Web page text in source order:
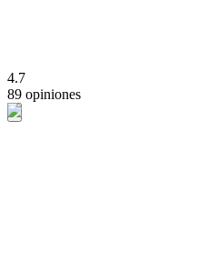
4.7
89 opiniones